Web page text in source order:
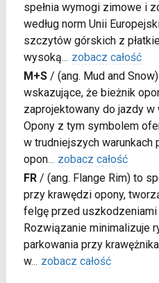
spełnia wymogi zimowe i
według norm Unii
szczytów górskich z
wysoką... zobacz całość
M+S/ (ang. Mud and
wskazujące, że bieżnik
zaprojektowany do jazdy w
Opony z tym symbolem
w trudniejszych warunkach
opon... zobacz całość
FR/ (ang. Flange Rim) to
przy krawędzi opony,
felgę przed uszkodzeniami
Rozwiązanie minimalizuje
parkowania przy
w... zobacz całość